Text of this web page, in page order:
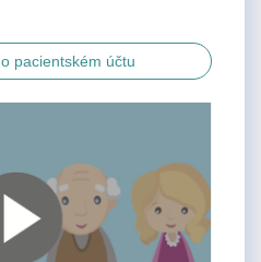
pacientském účtu